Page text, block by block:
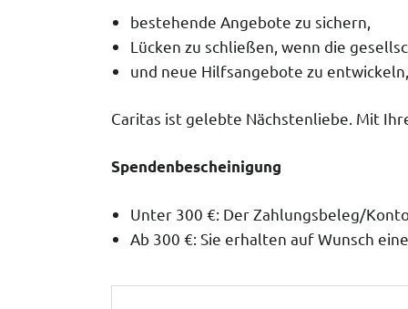
bestehende Angebote zu sichern,
Lücken zu schließen, wenn die
und neue Hilfsangebote zu
Caritas ist gelebte Nächstenliebe. Mit
Spendenbescheinigung
Unter 300 €: Der Zahlungsbeleg/
Ab 300 €: Sie erhalten auf Wunsch